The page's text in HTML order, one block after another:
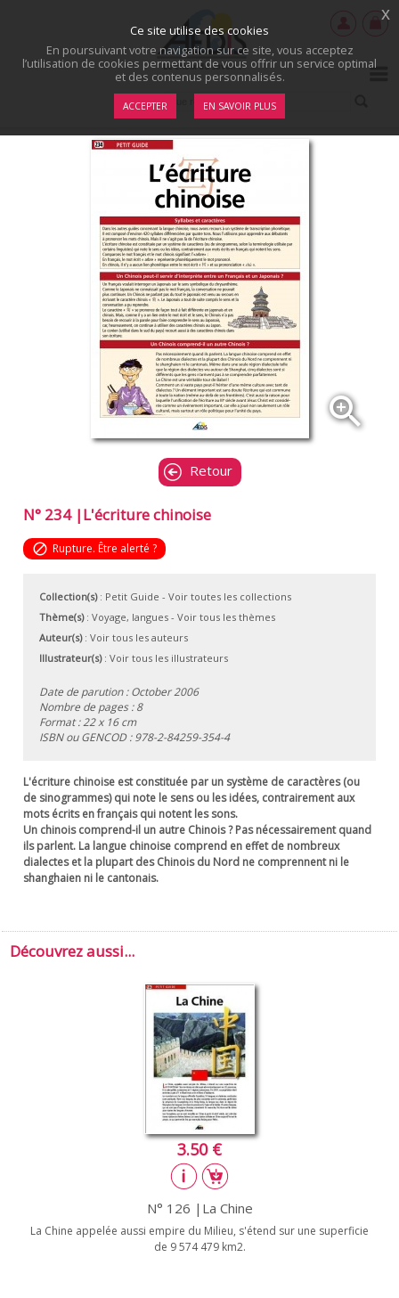
zoom_in
Retour
N° 234 |L'écriture chinoise
block Rupture. Être alerté ?
Collection(s): Petit Guide - Voir toutes les collections
Thème(s): Voyage, langues- Voir tous les thèmes
Auteur(s): Voir tous les auteurs
Illustrateur(s): Voir tous les illustrateurs
Date de parution : October 2006
Nombre de pages : 8
Format : 22 x 16 cm
ISBN ou GENCOD :978-2-84259-354-4
L'écriture chinoise est constituée par un système de caractères (ou
de sinogrammes) qui note le sens ou les idées, contrairement aux
mots écrits en français qui notent les sons.
Un chinois comprend-il un autre Chinois ? Pas nécessairement quand
ils parlent. La langue chinoise comprend en effet de nombreux
dialectes et la plupart des Chinois du Nord ne comprennent ni le
shanghaien ni le cantonais.
Découvrez aussi...
3.50 €
N° 126 |La Chine
La Chine appelée aussi empire du Milieu, s'étend sur une superficie
de 9 574 479 km2.
Ce site utilise des cookies
En poursuivant votre navigation sur ce site, vous acceptez
l’utilisation de cookies permettant de vous offrir un service optimal
et des contenus personnalisés.
ACCEPTER EN SAVOIR PLUS
x